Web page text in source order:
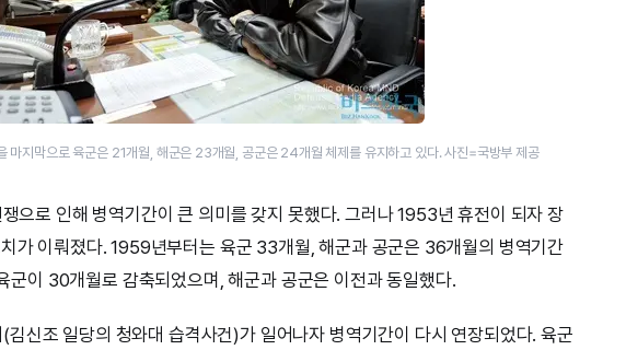
마지막으로 육군은 21개월, 해군은 23개월, 공군은 24개월 체제를 유지하고 있다. 사진=국방부 제공
으로 인해 병역기간이 큰 의미를 갖지 못했다. 그러나 1953년 휴전이 되자 장
가 이뤄졌다. 1959년부터는 육군 33개월, 해군과 공군은 36개월의 병역기간
군이 30개월로 감축되었으며, 해군과 공군은 이전과 동일했다.
김신조 일당의 청와대 습격사건)가 일어나자 병역기간이 다시 연장되었다. 육군